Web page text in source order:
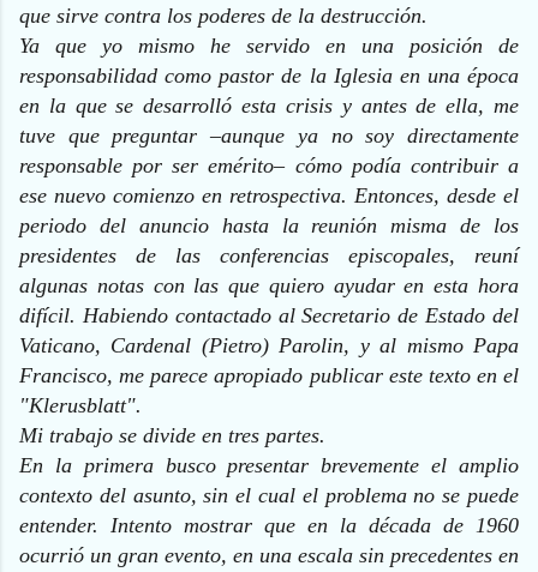
que sirve contra los poderes de la destrucción.
Ya que yo mismo he servido en una posición de
responsabilidad como pastor de la Iglesia en una época
en la que se desarrolló esta crisis y antes de ella, me
tuve que preguntar –aunque ya no soy directamente
responsable por ser emérito– cómo podía contribuir a
ese nuevo comienzo en retrospectiva. Entonces, desde el
periodo del anuncio hasta la reunión misma de los
presidentes de las conferencias episcopales, reuní
algunas notas con las que quiero ayudar en esta hora
difícil. Habiendo contactado al Secretario de Estado del
Vaticano, Cardenal (Pietro) Parolin, y al mismo Papa
Francisco, me parece apropiado publicar este texto en el
"Klerusblatt".
Mi trabajo se divide en tres partes.
En la primera busco presentar brevemente el amplio
contexto del asunto, sin el cual el problema no se puede
entender. Intento mostrar que en la década de 1960
ocurrió un gran evento, en una escala sin precedentes en